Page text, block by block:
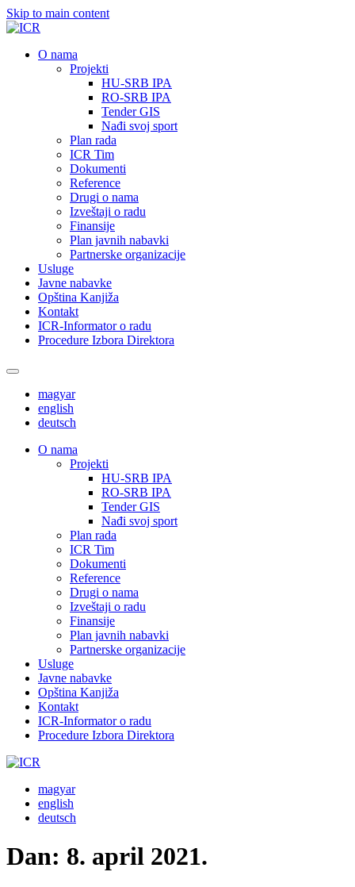
Skip to main content
О nama
Projekti
HU-SRB IPA
RO-SRB IPA
Tender GIS
Nađi svoj sport
Plan rada
ICR Tim
Dokumenti
Reference
Drugi o nama
Izveštaji o radu
Finansije
Plan javnih nabavki
Partnerske organizacije
Usluge
Javne nabavke
Opština Kanjiža
Kontakt
ICR-Informator o radu
Procedure Izbora Direktora
magyar
english
deutsch
О nama
Projekti
HU-SRB IPA
RO-SRB IPA
Tender GIS
Nađi svoj sport
Plan rada
ICR Tim
Dokumenti
Reference
Drugi o nama
Izveštaji o radu
Finansije
Plan javnih nabavki
Partnerske organizacije
Usluge
Javne nabavke
Opština Kanjiža
Kontakt
ICR-Informator o radu
Procedure Izbora Direktora
magyar
english
deutsch
Dan: 8. april 2021.